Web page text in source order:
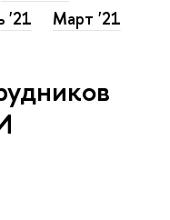
'21
Март '21